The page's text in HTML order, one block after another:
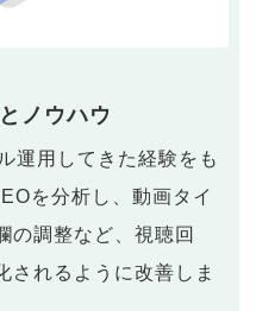
ノウハウ
運用してきた経験をも
を分析し、動画タイ
の調整など、視聴回
されるように改善しま